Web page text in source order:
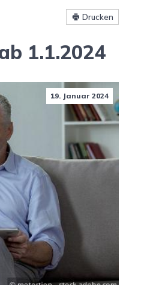
Drucken
1.1.2024
19. Januar 2024